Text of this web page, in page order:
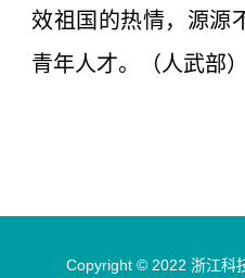
效祖国的热情，源源
青年人才。（人武部）
Copyright © 2022 浙江科